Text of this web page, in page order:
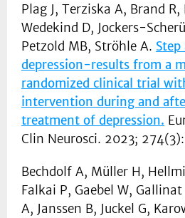
Plag J, Terziska A, Brand
Wedekind D, Jockers-
Petzold MB, Ströhle A.
depression-results from a
randomized clinical trial
intervention during and
treatment of depression.
Clin Neurosci. 2023;
Bechdolf A, Müller H,
Falkai P, Gaebel W,
A, Janssen B, Juckel G,